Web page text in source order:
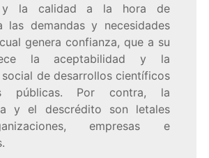
y la calidad a la hora de
las demandas y necesidades
genera confianza, que a su
la aceptabilidad y la
de desarrollos científicos
públicas. Por contra, la
y el descrédito son letales
empresas e